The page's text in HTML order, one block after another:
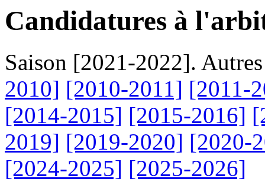
Candidatures à
Saison [2021-2022].
2010] [2010-2011] [2011-
[2014-2015] [2015-2016]
2019] [2019-2020] [2020-
[2024-2025] [2025-2026]